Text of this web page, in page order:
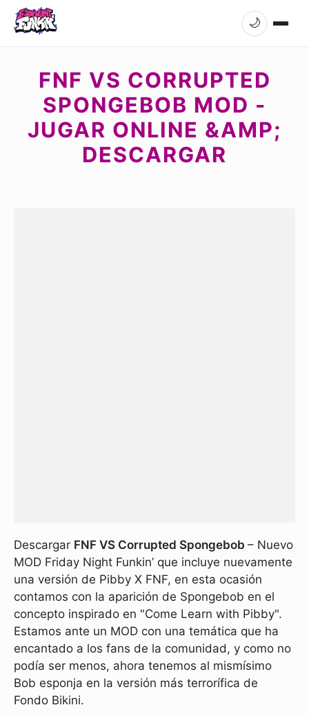
🌙
FNF VS CORRUPTED
SPONGEBOB MOD -
JUGAR ONLINE &AMP;
DESCARGAR
Descargar FNF VS Corrupted Spongebob – Nuevo
MOD Friday Night Funkin’ que incluye nuevamente
una versión de Pibby X FNF, en esta ocasión
contamos con la aparición de Spongebob en el
concepto inspirado en "Come Learn with Pibby".
Estamos ante un MOD con una temática que ha
encantado a los fans de la comunidad, y como no
podía ser menos, ahora tenemos al mismísimo
Bob esponja en la versión más terrorífica de
Fondo Bikini.